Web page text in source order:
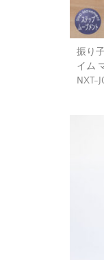
振り
イム
NXT-